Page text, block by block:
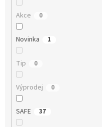
Akce 0
Novinka 1
Tip 0
Výprodej 0
SAFE 37